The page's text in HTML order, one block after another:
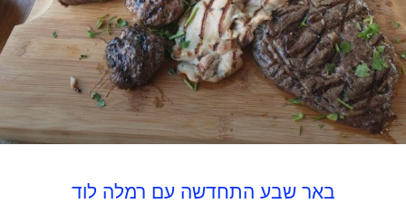
באר שבע התחדשה עם רמלה לוד